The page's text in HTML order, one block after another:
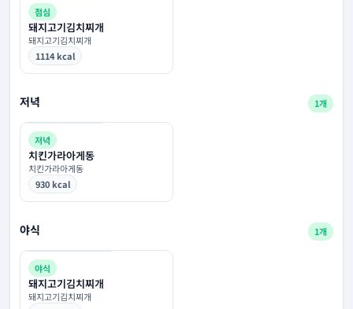
점심
돼지고기김치찌개
돼지고기김치찌개
1114 kcal
저녁 1개
저녁
치킨가라아게동
치킨가라아게동
930 kcal
야식 1개
야식
돼지고기김치찌개
돼지고기김치찌개